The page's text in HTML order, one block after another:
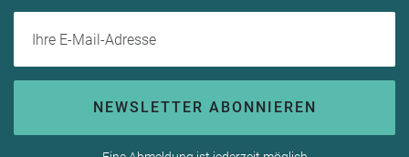
NEWSLETTER ABONNIEREN